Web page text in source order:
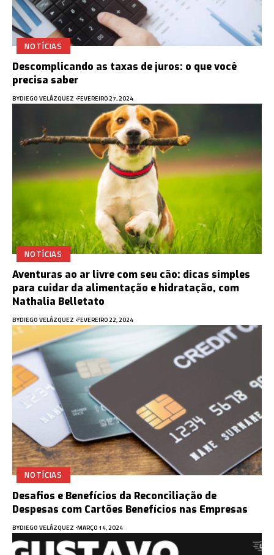
NOTÍCIAS
Descomplicando as taxas de juros: o que você
precisa saber
BYDIEGO VELÁZQUEZ FEVEREIRO 27, 2024
NOTÍCIAS
Aventuras ao ar livre com seu cão: dicas simples
para cuidar da alimentação e hidratação, com
Nathalia Belletato
BYDIEGO VELÁZQUEZ FEVEREIRO 22, 2024
NOTÍCIAS
Desafios e Benefícios da Reconciliação de
Despesas com Cartões Benefícios nas Empresas
BYDIEGO VELÁZQUEZ MARÇO 14, 2024